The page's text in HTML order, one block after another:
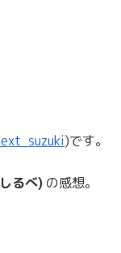
)です。
るべ) の感想。